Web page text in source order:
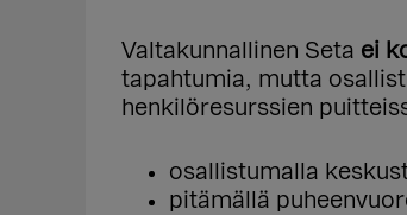
Valtakunnallinen Seta ei
tapahtumia, mutta
henkilöresurssien
osallistumalla
pitämällä